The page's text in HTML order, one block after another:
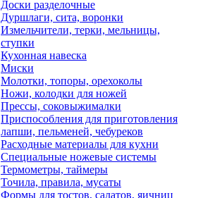
Доски разделочные
Дуршлаги, сита, воронки
Измельчители, терки, мельницы,
ступки
Кухонная навеска
Миски
Молотки, топоры, орехоколы
Ножи, колодки для ножей
Прессы, соковыжималки
Приспособления для приготовления
лапши, пельменей, чебуреков
Расходные материалы для кухни
Специальные ножевые системы
Термометры, таймеры
Точила, правила, мусаты
Формы для тостов, салатов, яичниц